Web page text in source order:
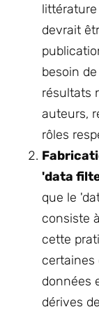
devrait
besoin
résultats
auteurs,
rôles
'data
que le
consiste
cette
certaines
données
dérives